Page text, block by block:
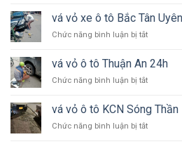
vỏ
xe
ô
KCN
vá vỏ xe ô tô Bắc Tân Uyên
Chức năng bình luận bị tắtở
vỏ
xe
ô
Bắc
Tân
Uyên
vá vỏ ô tô Thuận An 24h
Chức năng bình luận bị tắtở
ô
tô
vá vỏ ô tô KCN Sóng Thần
Chức năng bình luận bị tắtở